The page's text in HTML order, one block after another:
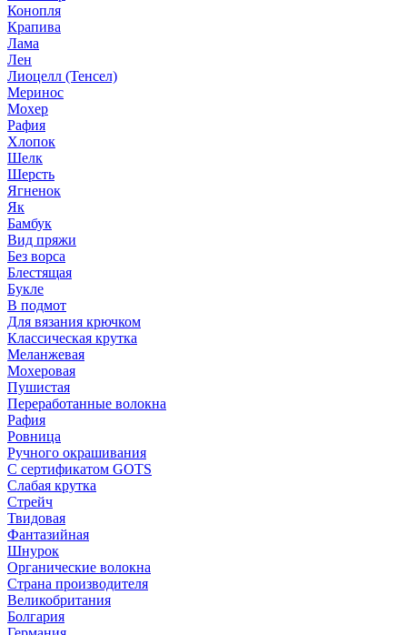
Конопля
Крапива
Лама
Лен
Лиоцелл (Тенсел)
Меринос
Мохер
Рафия
Хлопок
Шелк
Шерсть
Ягненок
Як
Бамбук
Вид пряжи
Без ворса
Блестящая
Букле
В подмот
Для вязания крючком
Классическая крутка
Меланжевая
Мохеровая
Пушистая
Переработанные волокна
Рафия
Ровница
Ручного окрашивания
С сертификатом GOTS
Слабая крутка
Стрейч
Твидовая
Фантазийная
Шнурок
Органические волокна
Страна производителя
Великобритания
Болгария